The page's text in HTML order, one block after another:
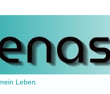
Leben.